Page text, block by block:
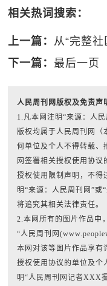
相关热词搜索：
上一篇： 从“完整
下一篇：最后一页
人民周刊网版权及免责声
1.凡本网注明“来源：人
版权均属于人民周刊网（
何单位及个人不得转载、
网签署相关授权使用协议
授权使用限制声明，不得
明“来源：人民周刊网”或
将追究其相关法律责任。
2.本网所有的图片作品中
“人民周刊网
本网对该等图片作品享有
授权使用协议的单位及个
明“人民周刊网记者XXX